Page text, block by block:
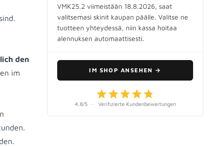
den
im
VMK25.2 viimeistään 18.8.2026, saat
valitsemasi skinit kaupan päälle. Valitse ne
tuotteen yhteydessä, niin kassa hoitaa
alennuksen automaattisesti.
IM SHOP ANSEHEN →
4.8/5 — Verifizierte Kundenbewertungen